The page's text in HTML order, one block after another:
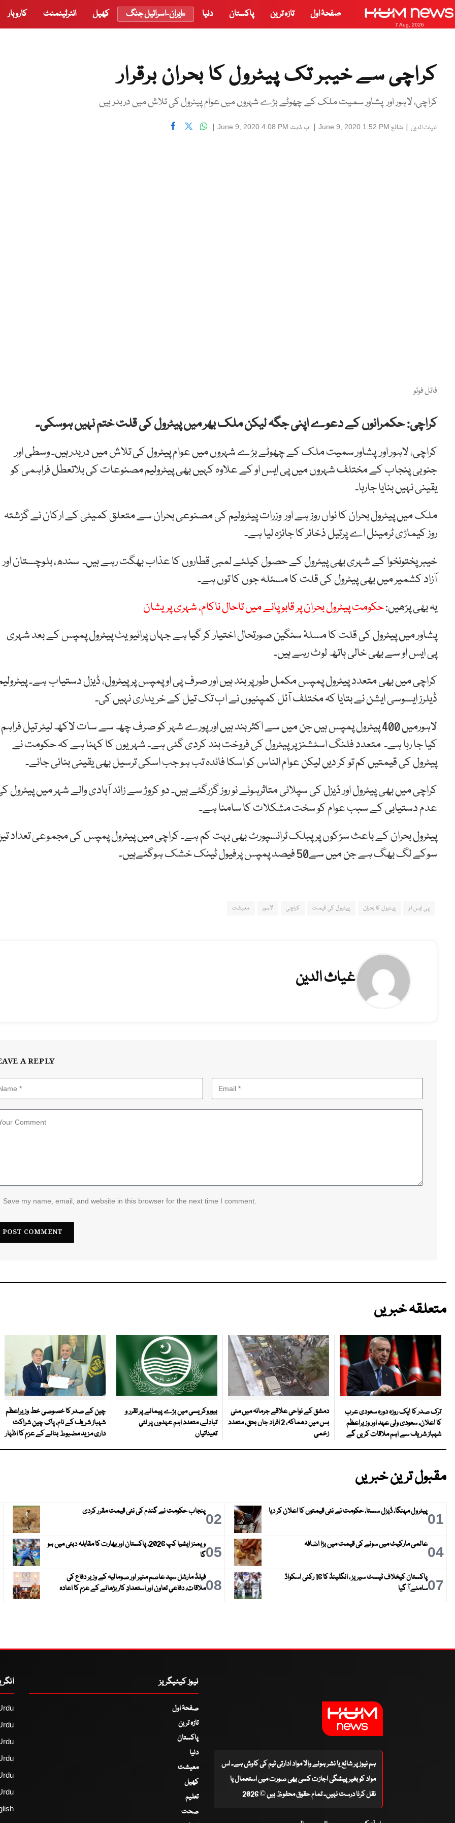
7 Aug, 2026
صفحۂ اول تازہ ترین پاکستان دنیا ایران-اسرائیل جنگ کھیل انٹرٹینمنٹ کاروبار
کراچی سے خیبر تک پیٹرول کا بحران برقرار
کراچی، لاہور اور پشاور سمیت ملک کے چھوٹے بڑے شہروں میں عوام پیٹرول کی تلاش میں دربدر ہیں
غیاث الدین | شائع June 9, 2020 1:52 PM
| اپ ڈیٹ June 9, 2020 4:08 PM
|
فائل فوٹو
کراچی:حکمرانوںکےدعوےاپنیجگہلیکنملکبھرمیںپیٹرولکیقلتختمنہیںہوسکی۔
کراچی،لاہور اورپشاورسمیتملککےچھوٹےبڑےشہروںمیںعوامپیٹرولکیتلاشمیںدربدرہیں۔وسطیاور
جنوبیپنجابکےمختلفشہروںمیںپیایساوکےعلاوہکہیںبھیپیٹرولیممصنوعاتکیبلاتعطلفراہمیکو
یقینینہیںبنایاجارہا۔
ملک میں پیٹرولبحرانکانواںروز ہے اوروزراتپیٹرولیم کیمصنوعیبحرانسےمتعلقکمیٹی کےارکاننے گزشتہ
روزکیماڑیٹرمینلاے پرتیلذخائرکا جائزہلیا ہے۔
خیبرپختونخواکےشہریبھیپیٹرولکےحصولکیلئےلمبیقطاروںکاعذاببھگترہےہیں۔ سندھ،بلوچستاناور
آزادکشمیرمیںبھیپیٹرولکیقلتکامسئلہجوںکاتوںہے۔
یہ بھی پڑھیں:حکومت پیٹرول بحران پر قابو پانے میں تاحال ناکام، شہری پریشان
پشاورمیںپیٹرولکیقلتکامسلۂسنگینصورتحالاختیارکرگیاہے جہاںپرائیویٹپیٹرولپمپسکےبعدشہری
پیایساوسےبھیخالیہاتھلوٹرہےہیں۔
کراچی میں بھیمتعددپیٹرولپمپسمکملطورپربند ہیں اور صرفپیاوپمپسپرپیٹرول،ڈیزلدستیابہے۔
ڈیلرز ایسوسی ایشن نے بتایا کہمختلفآئلکمپنیوںنےابتکتیلکےخریدارینہیںکی۔
لاہورمیں 400 پیٹرول پمپس ہیں جن میں سے اکثر بند ہیں اور پورے شہر کو صرف چھ سے سات لاکھ لیٹر تیل فراہم
کیا جا رہا ہے۔ متعدد فلنگ اسٹشنز پر پیٹرول کی فروخت بند کردی گئی ہے۔ شہریوں کا کہنا ہے کہ حکومت نے
پیٹرول کی قیمتیں کم تو کر دیں لیکن عوام الناس کو اسکا فائدہ تب ہو جب اسکی ترسیل بھی یقینی بنائی جائے۔
کراچی میں بھی پیٹرول اور ڈیزل کی سپلائی متاثرہوئے نو روز گزرگئے ہیں۔ دو کروڑ سے زائد آبادی والے شہر میں پیٹرول
عدم دستیابی کے سبب عوام کو سخت مشکلات کا سامنا ہے۔
پیٹرول بحران کے باعث سڑکوں پر پبلک ٹرانسپورٹ بھی بہت کم ہے۔ کراچی میں پیٹرول پمپس کی مجموعی تعداد
سوکے لگ بھگ ہے جن میں سے50 فیصد پمپس پرفیول ٹینک خشک ہوگئےہیں۔
پی ایس او پیٹرول کا بحران پیٹرول کی قیمت کراچی لاہور معیشت
غیاث الدین
A REPLY
Save my name, email, and website in this browser for the next time I comment.
متعلقہ خبریں
ترک صدر کا ایک روزہ دورہ سعودی عرب
کا اعلان، سعودی ولی عہد اور وزیراعظم
شہباز شریف سے اہم ملاقات کریں گے
دمشق کے نواحی علاقے جرمانہ میں منی
بس میں دھماکہ، 2 افراد جاں بحق، متعدد
زخمی
بیوروکریسی میں بڑے پیمانے پر تقرر و
تبادلے، متعدد اہم عہدوں پر نئی
تعیناتیاں
چین کے صدر کا خصوصی خط وزیراعظم
شہباز شریف کے نام، پاک چین شراکت
داری مزید مضبوط بنانے کے عزم کا اظہار
مقبول ترین خبریں
01پیٹرول مہنگا، ڈیزل سستا، حکومت نے نئی قیمتوں کا اعلان کر دیا 02پنجاب حکومت نے گندم کی نئی قیمت مقرر کردی
04عالمی مارکیٹ میں سونے کی قیمت میں بڑا اضافہ 05
ویمنز ایشیا کپ 2026، پاکستان اور بھارت کا مقابلہ دبئی میں ہو
گا
07
پاکستان کیخلاف ٹیسٹ سیریز ، انگلینڈ کا 16 رکنی اسکواڈ
سامنے آ گیا
08فیلڈ مارشل سید عاصم منیر اور صومالیہ کے وزیر دفاع کی
ملاقات، دفاعی تعاون اور استعدادِ کار بڑھانے کے عزم کا اعادہ
ہم نیوز پر شائع یا نشر ہونے والا مواد ادارتی ٹیم کی کاوش ہے۔ اس
مواد کو بغیر پیشگی اجازت کسی بھی صورت میں استعمال یا
نقل کرنا درست نہیں۔ تمام حقوق محفوظ ہیں © 2026
نیوز کیٹیگریز
صفحۂ اول
تازہ ترین
پاکستان
دنیا
معیشت
کھیل
تعلیم
صحت